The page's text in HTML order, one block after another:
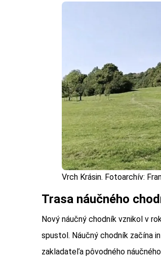
Vrch Krásin. Fotoarchív:
Trasa náučného
Nový náučný chodník vznikol v
spustol. Náučný chodník začína
zakladateľa pôvodného